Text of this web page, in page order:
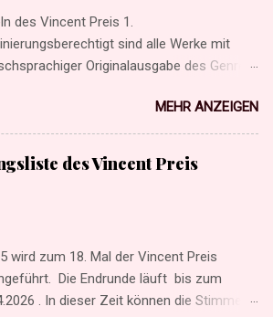
des Vincent Preis 1.
sind alle Werke mit
Originalausgabe des Genres
Thriller und artverwandte Varianten der
Phantastik sind ebenfalls
Werke, die
werden, und die ursprünglich
ist maßgebend. So ist der
des Vincent Preis 2007 auch 2007
Die Wahl ist immer im Folgejahr und
MEHR ANZEIGEN
des Vincent Preis
wird zum 18. Mal der Vincent Preis
Die Endrunde läuft bis zum
. In dieser Zeit können die Stimmen